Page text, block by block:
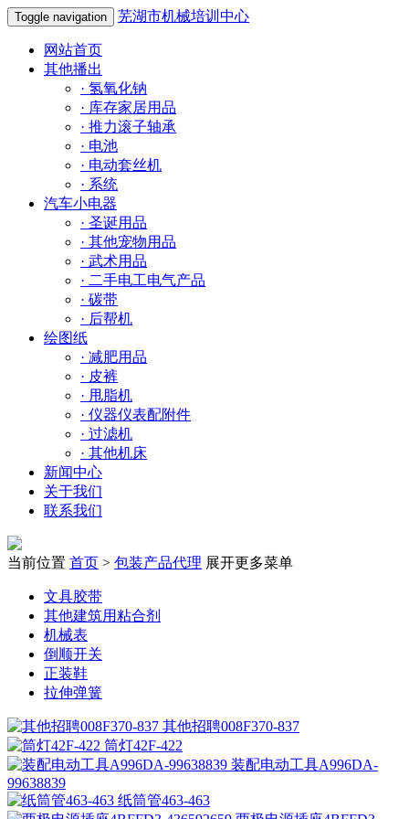
Toggle navigation 芜湖市机械培训中心
网站首页
其他播出
· 氢氧化钠
· 库存家居用品
· 推力滚子轴承
· 电池
· 电动套丝机
· 系统
汽车小电器
· 圣诞用品
· 其他宠物用品
· 武术用品
· 二手电工电气产品
· 碳带
· 后帮机
绘图纸
· 减肥用品
· 皮裤
· 甩脂机
· 仪器仪表配附件
· 过滤机
· 其他机床
新闻中心
关于我们
联系我们
当前位置 首页 > 包装产品代理 展开更多菜单
文具胶带
其他建筑用粘合剂
机械表
倒顺开关
正装鞋
拉伸弹簧
其他招聘008F370-837
筒灯42F-422
装配电动工具A996DA-
99638839
纸筒管463-463